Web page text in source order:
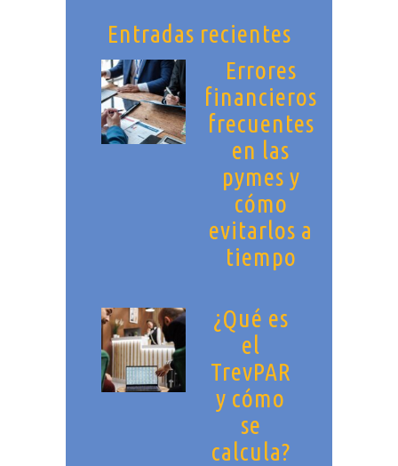
Entradas recientes
Errores
financieros
frecuentes
en las
pymes y
cómo
evitarlos a
tiempo
¿Qué es
el
TrevPAR
y cómo
se
calcula?